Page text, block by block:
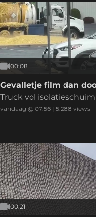
00:08
Gevalletje film dan
Truck vol isolatieschuim
ek, maar we weten het
vandaag @ 07:56| 5.288 views
00:21